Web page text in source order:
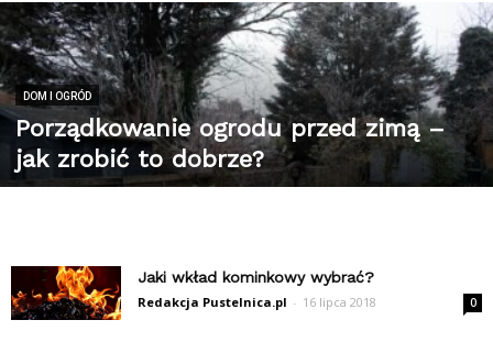
DOM I OGRÓD
Porządkowanie ogrodu przed zimą –
jak zrobić to dobrze?
Jaki wkład kominkowy wybrać?
Redakcja Pustelnica.pl - 16 lipca 2018 0